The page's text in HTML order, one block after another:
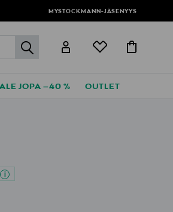
MYSTOCKMANN-JÄSENYYS
label.header.go
JOPA –40 % OUTLET